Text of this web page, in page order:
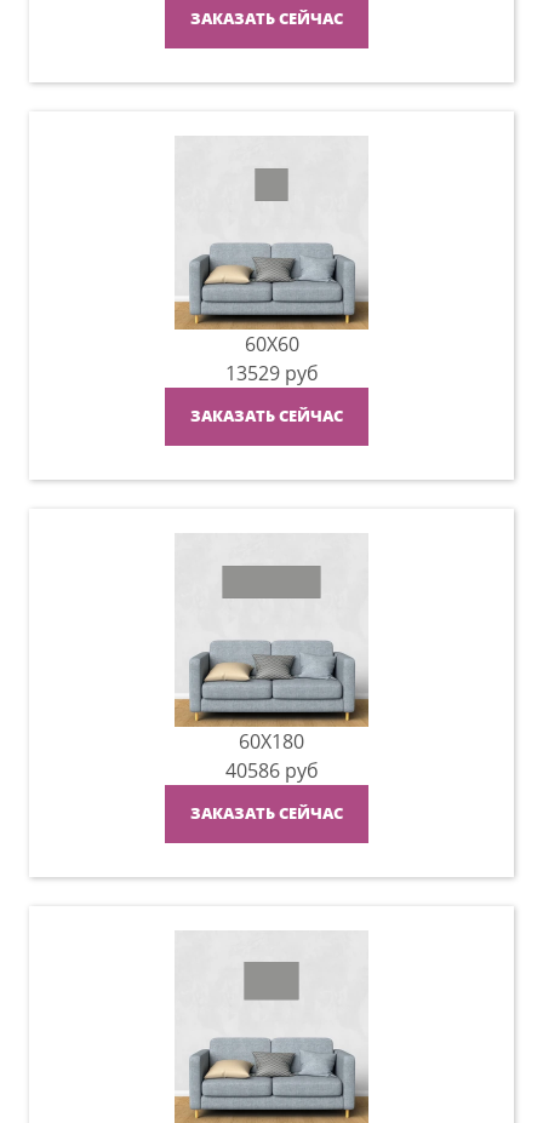
ЗАКАЗАТЬ СЕЙЧАС
60X60
13529 руб
ЗАКАЗАТЬ СЕЙЧАС
60X180
40586 руб
ЗАКАЗАТЬ СЕЙЧАС